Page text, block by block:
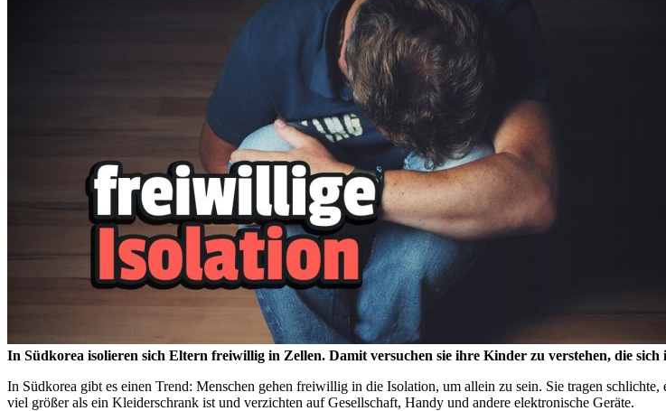
In Südkorea isolieren sich Eltern freiwillig in Zellen. Damit versuchen sie ihre Kinder zu verstehen, die sich
In Südkorea gibt es einen Trend: Menschen gehen freiwillig in die Isolation, um allein zu sein. Sie tragen
viel größer als ein Kleiderschrank ist und verzichten auf Gesellschaft, Handy und andere elektronische Geräte.